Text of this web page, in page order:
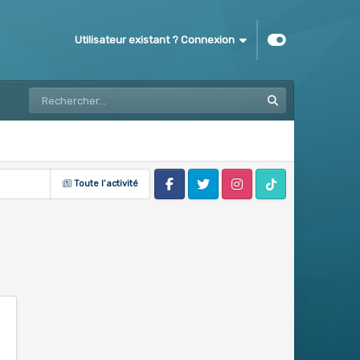
Utilisateur existant ? Connexion
Toute l’activité
FacebookTwitter InstagramTik Tok